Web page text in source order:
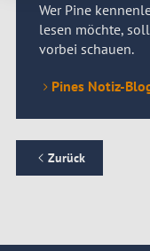
Wer Pine
lesen möchte,
vorbei schauen.
Pines Notiz-
Zurück